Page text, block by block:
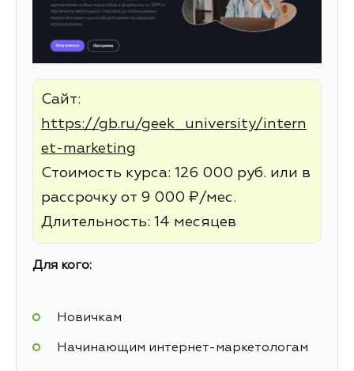
Сайт:
https://gb.ru/geek_university/intern
et-marketing
Стоимость курса: 126 000 руб. или в
рассрочку от 9 000 ₽/мес.
Длительность: 14 месяцев
Для кого:
Новичкам
Начинающим интернет-маркетологам